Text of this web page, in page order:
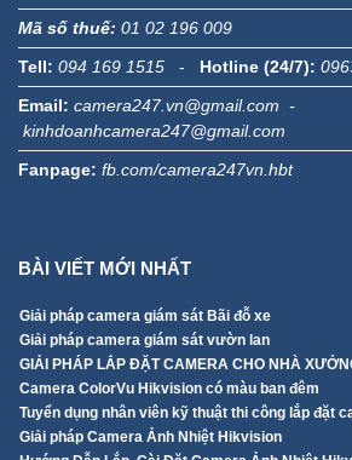
Tell: 094 169 1515 - Hotline (24/7):
Email: camera247.vn@gmail.com -
kinhdoanhcamera247@gmail.com
Fanpage: fb.com/camera247vn.hbt
Giải pháp camera giám sát Bãi đỗ xe
GIẢI PHÁP LẮP ĐẶT CAMERA CHO NHÀ XƯỞNG
Camera ColorVu Hikvision có màu ban đêm
Tuyển dụng nhân viên kỹ thuật thi công lắp đặt
Giải pháp Camera Ảnh Nhiệt Hikvision
Hướng Dẫn Lắp, Cài Đặt Camera Ảnh Nhiệt
Camera Ảnh Nhiệt Hikvision